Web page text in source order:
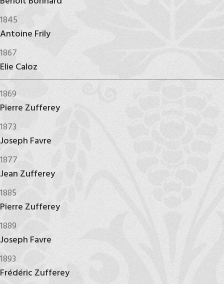
1845
Antoine Frily
1867
Elie Caloz
1869
Pierre Zufferey
1873
Joseph Favre
1877
Jean Zufferey
1885
Pierre Zufferey
1889
Joseph Favre
1893
Frédéric Zufferey